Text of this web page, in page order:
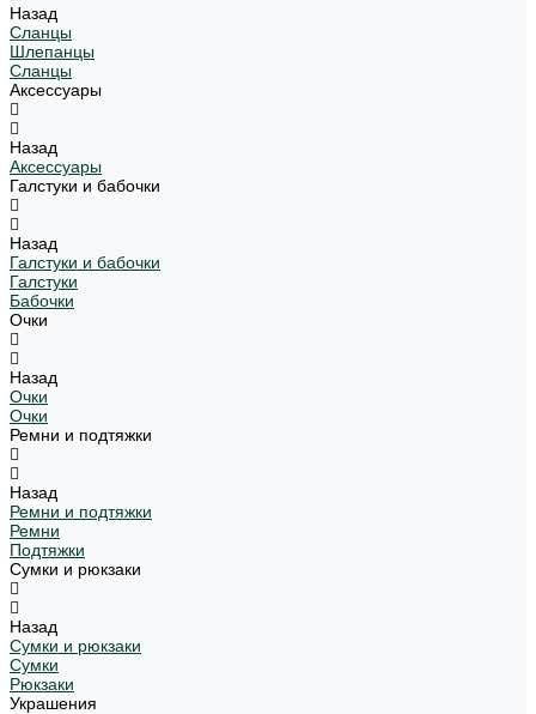
Назад
Сланцы
Шлепанцы
Сланцы
Аксессуары
Назад
Аксессуары
Галстуки и бабочки
Назад
Галстуки и бабочки
Галстуки
Бабочки
Очки
Назад
Очки
Очки
Ремни и подтяжки
Назад
Ремни и подтяжки
Ремни
Подтяжки
Сумки и рюкзаки
Назад
Сумки и рюкзаки
Сумки
Рюкзаки
Украшения